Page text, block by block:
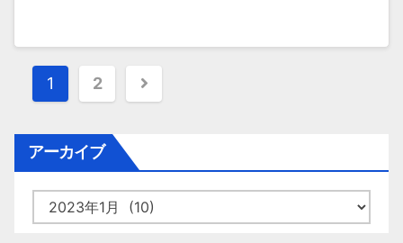
投
ナ
ビ
ゲ
1 2
アーカイブ
ー